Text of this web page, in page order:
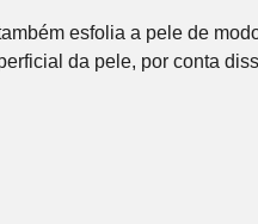
esfolia a pele de
da pele, por conta